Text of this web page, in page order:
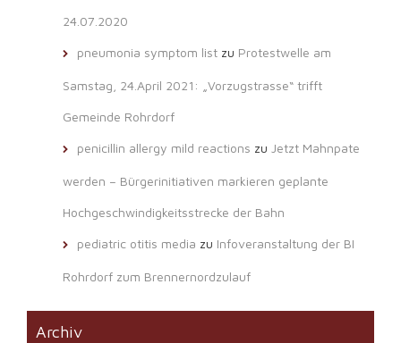
24.07.2020
pneumonia symptom list zu Protestwelle am
Samstag, 24.April 2021: „Vorzugstrasse“ trifft
Gemeinde Rohrdorf
penicillin allergy mild reactions zu Jetzt Mahnpate
werden – Bürgerinitiativen markieren geplante
Hochgeschwindigkeitsstrecke der Bahn
pediatric otitis media zu Infoveranstaltung der BI
Rohrdorf zum Brennernordzulauf
Archiv